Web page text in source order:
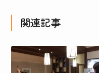
関連記事